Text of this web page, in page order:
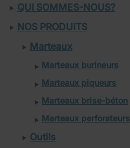
QUI SOMMES-NOUS?
NOS PRODUITS
Marteaux
Marteaux burineurs
Marteaux piqueurs
Marteaux brise-béton
Marteaux perforateurs
Outils